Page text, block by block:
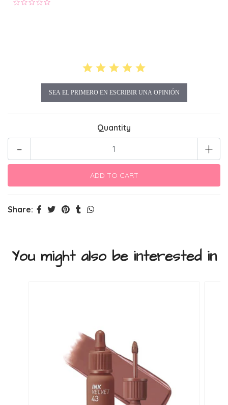
SEA EL PRIMERO EN ESCRIBIR UNA OPINIÓN
Quantity
+
-
Share:
You might also be interested in